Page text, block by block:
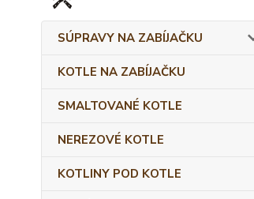
SÚPRAVY NA ZABÍJAČKU
KOTLE NA ZABÍJAČKU
SMALTOVANÉ KOTLE
NEREZOVÉ KOTLE
KOTLINY POD KOTLE